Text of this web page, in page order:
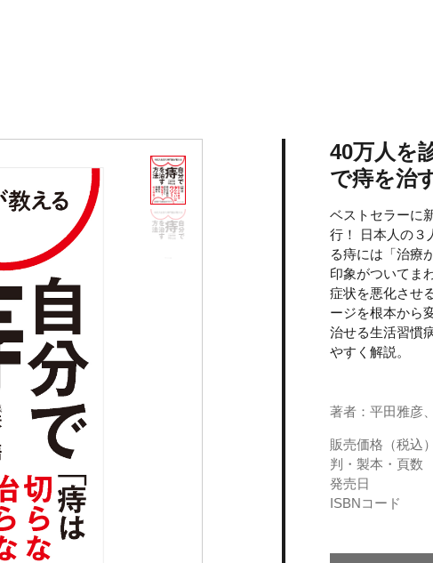
40万人を
で痔を治
ベストセラーに
行！ 日本人の３
る痔には「治療
印象がついてま
症状を悪化させ
ージを根本から
治せる生活習慣
やすく解説。
著者：平田雅彦
販売価格（税込）
判・製本・頁数
発売日
ISBNコード